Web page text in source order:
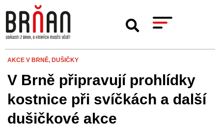
AKCE V BRNĚ, DUŠIČKY
V Brně připravují prohlídky
kostnice při svíčkách a další
dušičkové akce